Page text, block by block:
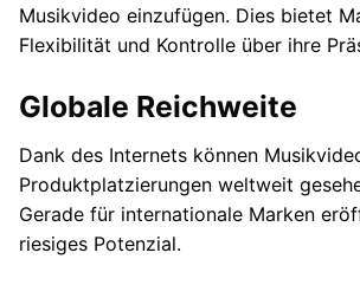
Musikvideo einzufügen. Dies bietet
Flexibilität und Kontrolle über ihre
Globale Reichweite
Dank des Internets können
Produktplatzierungen weltweit
Gerade für internationale Marken
riesiges Potenzial.